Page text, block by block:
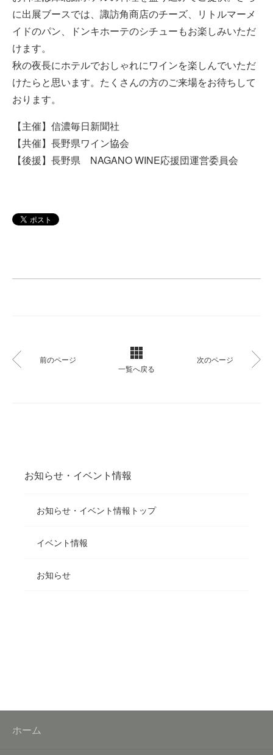
お知らせ・イベント情報
お知らせ・イベント情報トップ
イベント情報
お知らせ
に出展ブースでは、諏訪角商店のチーズ、リトルマーメ
イドのパン、ドンキホーテのシチューもお楽しみいただ
けます。
秋の夜長にホテルでおしゃれにワインを楽しんでいただ
けたらと思います。たくさんの方のご来場をお待ちして
おります。
【主催】信濃毎日新聞社
【共催】長野県ワイン協会
【後援】長野県 NAGANO WINE応援団運営委員会
前のページ
一覧へ戻る
次のページ
ホーム